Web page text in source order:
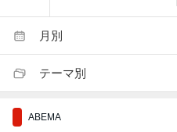
月別
テーマ別
ABEMA